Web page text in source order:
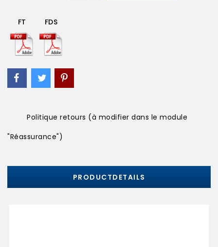
FT FDS
Politique retours (à modifier dans le module
"Réassurance")
PRODUCTDETAILS